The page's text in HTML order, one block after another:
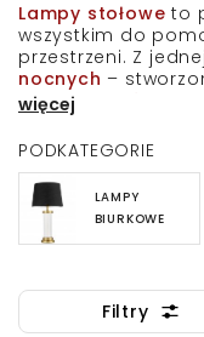
Lampy stołowe to
wszystkim do
przestrzeni. Z
nocnych –
nastrojowości
uwagę
punktowe, mocne
pracy.Lampy
każdej przestrzeni
pokoju dziecka ,
przestronne
elementów, a
wysokiej jakości,
więcej
PODKATEGORIE
LAMPY
BIURKOWE
Filtry